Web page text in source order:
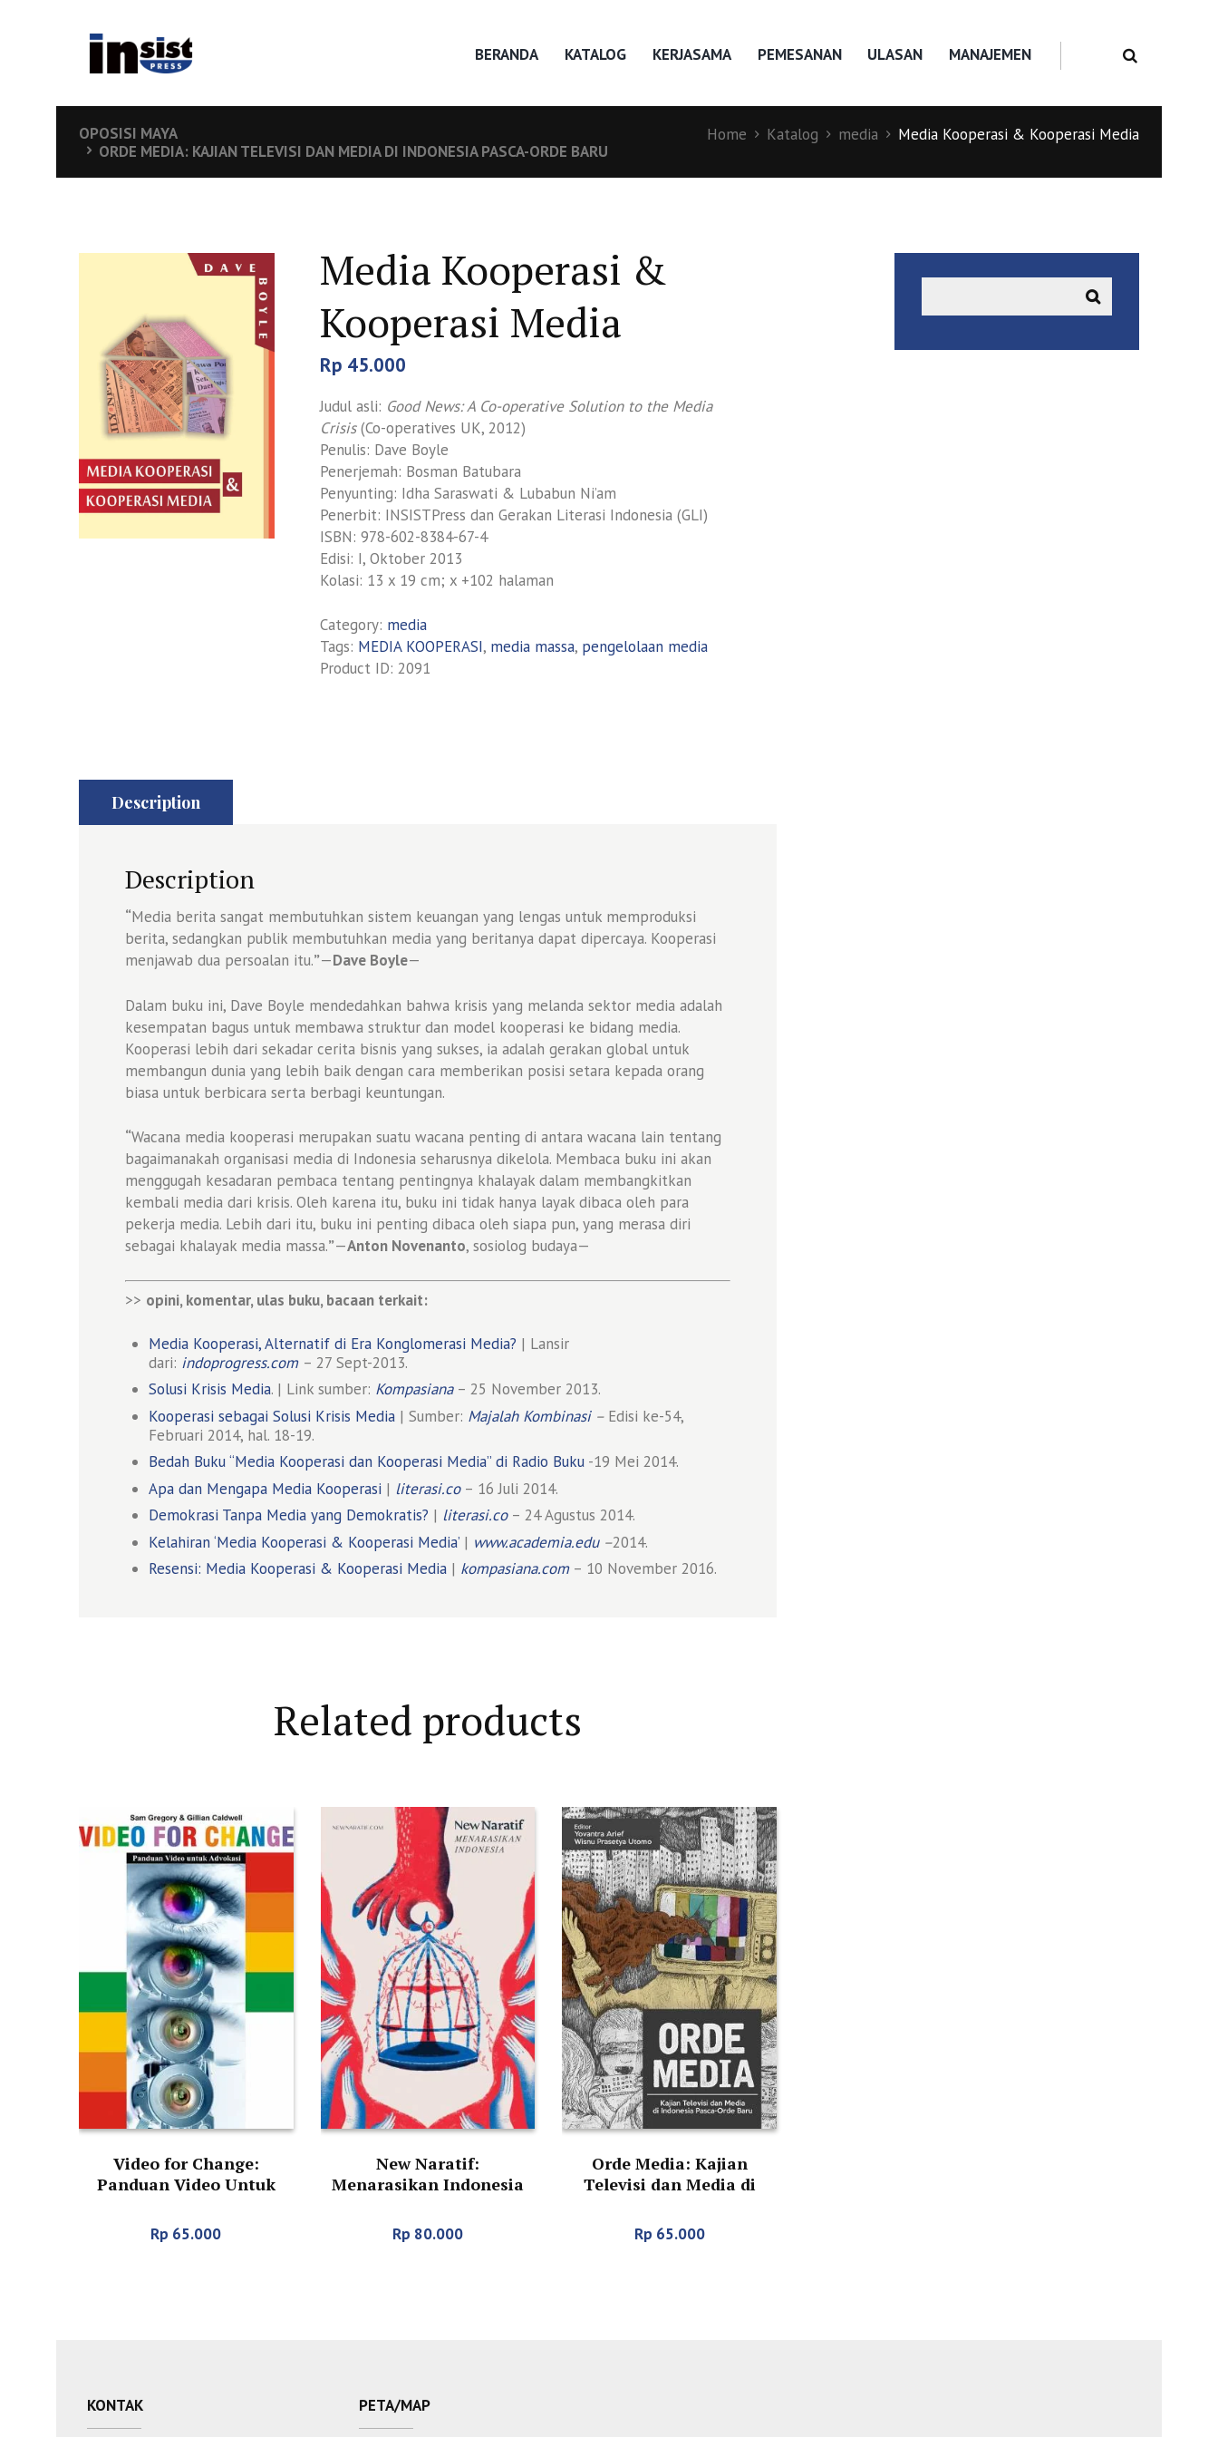
BERANDA KATALOG KERJASAMA PEMESANAN ULASAN MANAJEMEN
OPOSISI MAYA
ORDE MEDIA: KAJIAN TELEVISI DAN MEDIA DI INDONESIA PASCA-ORDE BARU
Home Katalog media Media Kooperasi & Kooperasi Media
Media Kooperasi &
Kooperasi Media
Rp 45.000
Judul asli: Good News: A Co-operative Solution to the Media
Crisis(Co-operatives UK, 2012)
Penulis: Dave Boyle
Penerjemah: Bosman Batubara
Penyunting: Idha Saraswati & Lubabun Ni’am
Penerbit: INSISTPress dan Gerakan Literasi Indonesia (GLI)
ISBN: 978-602-8384-67-4
Edisi: I, Oktober 2013
Kolasi: 13 x 19 cm; x +102 halaman
Category: media
Tags: MEDIA KOOPERASI, media massa, pengelolaan media
Product ID: 2091
Description
Description
“Media berita sangat membutuhkan sistem keuangan yang lengas untuk memproduksi
berita, sedangkan publik membutuhkan media yang beritanya dapat dipercaya. Kooperasi
menjawab dua persoalan itu.”—Dave Boyle—
Dalam buku ini, Dave Boyle mendedahkan bahwa krisis yang melanda sektor media adalah
kesempatan bagus untuk membawa struktur dan model kooperasi ke bidang media.
Kooperasi lebih dari sekadar cerita bisnis yang sukses, ia adalah gerakan global untuk
membangun dunia yang lebih baik dengan cara memberikan posisi setara kepada orang
biasa untuk berbicara serta berbagi keuntungan.
“Wacana media kooperasi merupakan suatu wacana penting di antara wacana lain tentang
bagaimanakah organisasi media di Indonesia seharusnya dikelola. Membaca buku ini akan
menggugah kesadaran pembaca tentang pentingnya khalayak dalam membangkitkan
kembali media dari krisis. Oleh karena itu, buku ini tidak hanya layak dibaca oleh para
pekerja media. Lebih dari itu, buku ini penting dibaca oleh siapa pun, yang merasa diri
sebagai khalayak media massa.”—Anton Novenanto, sosiolog budaya—
>> opini, komentar, ulas buku, bacaan terkait:
Media Kooperasi, Alternatif di Era Konglomerasi Media? | Lansir
dari: indoprogress.com – 27 Sept-2013.
Solusi Krisis Media. | Link sumber: Kompasiana– 25 November 2013.
Kooperasi sebagai Solusi Krisis Media| Sumber: Majalah Kombinasi– Edisi ke-54,
Februari 2014, hal. 18-19.
Bedah Buku “Media Kooperasi dan Kooperasi Media” di Radio Buku-19 Mei 2014.
Apa dan Mengapa Media Kooperasi | literasi.co– 16 Juli 2014.
Demokrasi Tanpa Media yang Demokratis? | literasi.co– 24 Agustus 2014.
Kelahiran ‘Media Kooperasi & Kooperasi Media’| www.academia.edu–2014.
Resensi: Media Kooperasi & Kooperasi Media| kompasiana.com– 10 November 2016.
Related products
Video for Change:
Panduan Video Untuk
Rp 65.000
New Naratif:
Menarasikan Indonesia
Rp 80.000
Orde Media: Kajian
Televisi dan Media di
Baru
Rp 65.000
KONTAK PETA/MAP